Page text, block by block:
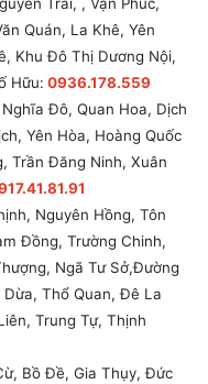
Quán, La Khê, Yên
Khu Đô Thị Dương Nội,
Hữu: 0936.178.559
Đô, Quan Hoa, Dịch
Yên Hòa, Hoàng Quốc
Trần Đăng Ninh, Xuân
Nguyên Hồng, Tôn
Đồng, Trường Chinh,
Ngã Tư Sở,Đường
Thổ Quan, Đê La
Trung Tự, Thịnh
Bồ Đề, Gia Thụy, Đức